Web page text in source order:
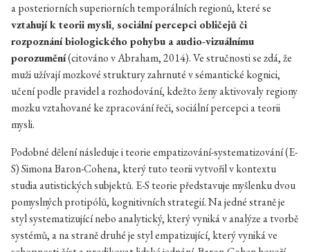
a posteriorních superiorních temporálních regionů, které se
vztahují k teorii mysli, sociální percepci obličejů či
rozpoznání biologického pohybu a audio-vizuálnímu
porozumění(citováno v Abraham, 2014). Ve stručnosti se zdá, že
muži užívají mozkové struktury zahrnuté v sémantické kognici,
učení podle pravidel a rozhodování, kdežto ženy aktivovaly regiony
mozku vztahované ke zpracování řeči, sociální percepci a teorii
mysli.
Podobné dělení následuje i teorie empatizování-systematizování (E-
S) Simona Baron-Cohena, který tuto teorii vytvořil v kontextu
studia autistických subjektů. E-S teorie představuje myšlenku dvou
pomyslných protipólů, kognitivních strategií. Na jedné straně je
styl systematizující nebo analytický, který vyniká v analýze a tvorbě
systémů, a na straně druhé je styl empatizující, který vyniká ve